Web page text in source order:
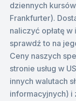
dziennych
Frankfurter).
naliczyć opłatę
sprawdź to na
Ceny naszych
stronie usług w
innych walutach
informacyjnych) i